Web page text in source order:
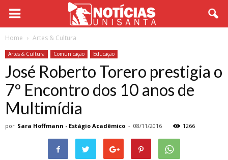
Home Artes & Cultura
Artes & Cultura Comunicação Educação
José Roberto Torero prestigia o
7º Encontro dos 10 anos de
Multimídia
por Sara Hoffmann - Estágio Acadêmico - 08/11/2016 1266